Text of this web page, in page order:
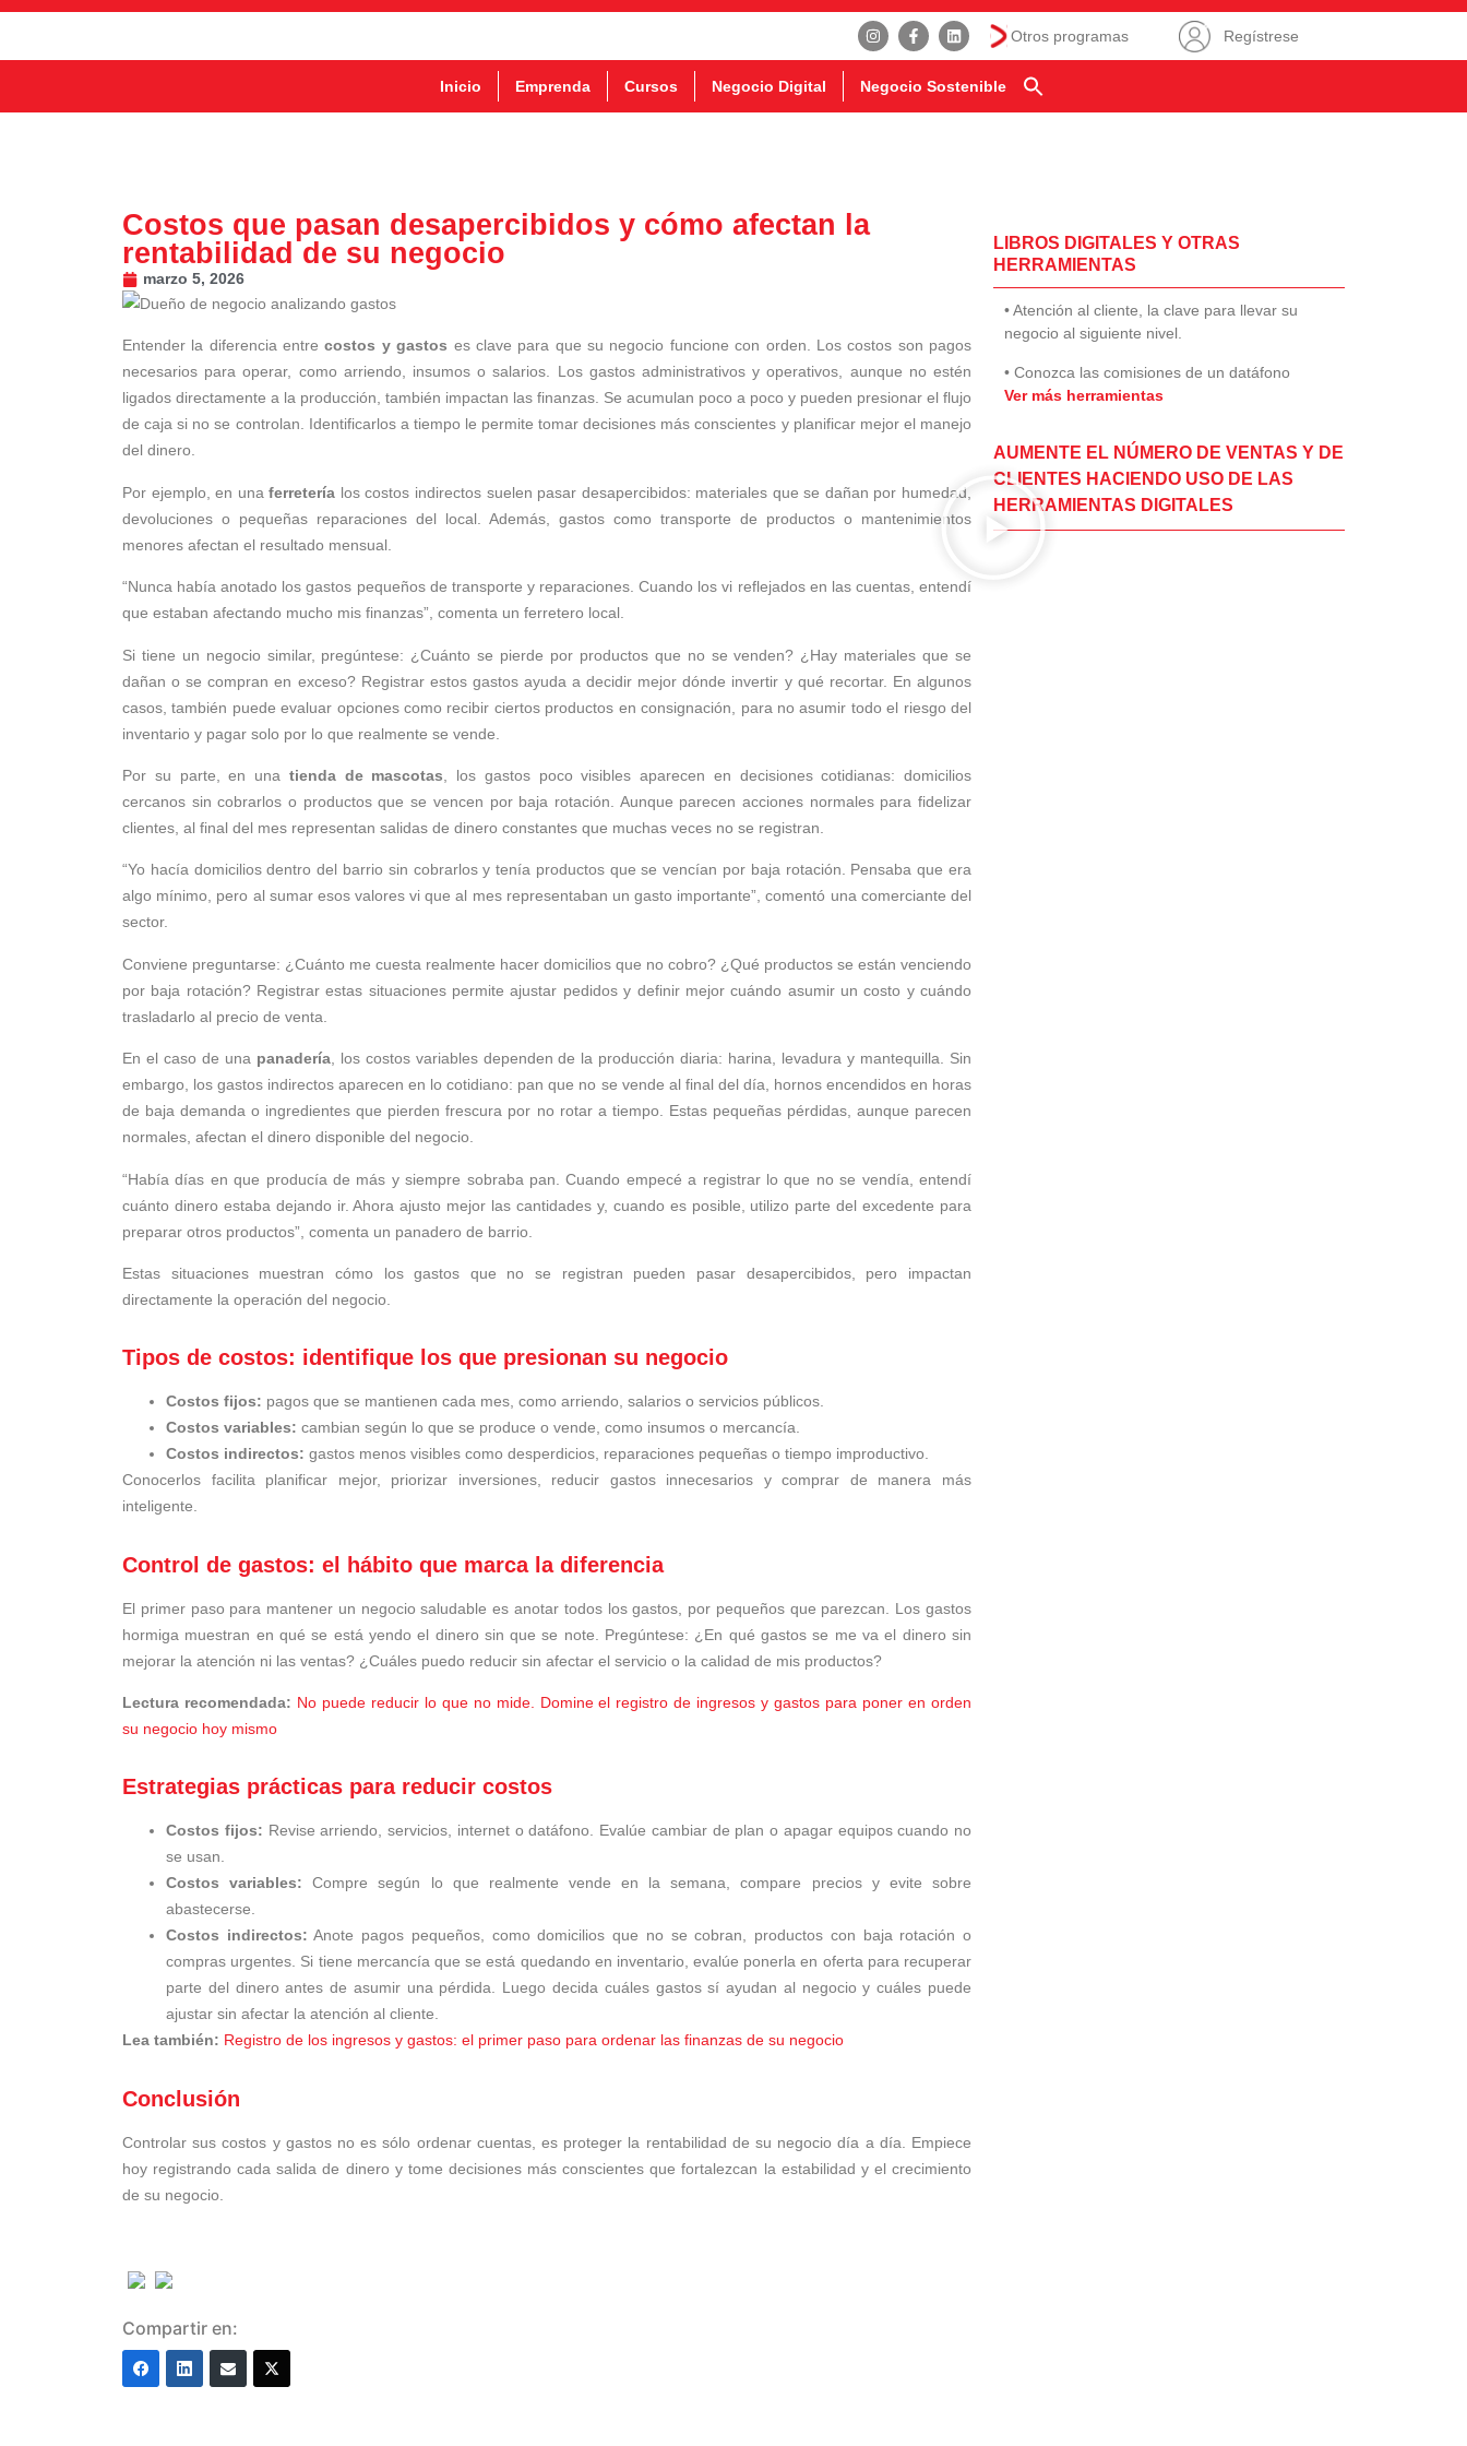
Otros programas Regístrese
Inicio Emprenda Cursos Negocio Digital Negocio Sostenible
Costos que pasan desapercibidos y cómo afectan la
rentabilidad de su negocio
marzo 5, 2026
Entender la diferencia entrecostos y gastos es clave para que su negocio funcione con orden. Los costos son pagos
necesarios para operar, como arriendo, insumos o salarios. Los gastos administrativos y operativos, aunque no estén
ligados directamente a la producción, también impactan las finanzas. Se acumulan poco a poco y pueden presionar el flujo
de caja si no se controlan. Identificarlos a tiempo le permite tomar decisiones más conscientes y planificar mejor el manejo
del dinero.
Por ejemplo, en unaferretería los costos indirectos suelen pasar desapercibidos: materiales que se dañan por humedad,
devoluciones o pequeñas reparaciones del local. Además, gastos como transporte de productos o mantenimientos
menores afectan el resultado mensual.
“Nunca había anotado los gastos pequeños de transporte y reparaciones. Cuando los vi reflejados en las cuentas, entendí
que estaban afectando mucho mis finanzas”, comenta un ferretero local.
Si tiene un negocio similar, pregúntese: ¿Cuánto se pierde por productos que no se venden? ¿Hay materiales que se
dañan o se compran en exceso? Registrar estos gastos ayuda a decidir mejor dónde invertir y qué recortar. En algunos
casos, también puede evaluar opciones como recibir ciertos productos en consignación, para no asumir todo el riesgo del
inventario y pagar solo por lo que realmente se vende.
Por su parte, en una tienda de mascotas , los gastos poco visibles aparecen en decisiones cotidianas: domicilios
cercanos sin cobrarlos o productos que se vencen por baja rotación. Aunque parecen acciones normales para fidelizar
clientes, al final del mes representan salidas de dinero constantes que muchas veces no se registran.
“Yo hacía domicilios dentro del barrio sin cobrarlos y tenía productos que se vencían por baja rotación. Pensaba que era
algo mínimo, pero al sumar esos valores vi que al mes representaban un gasto importante”, comentó una comerciante del
sector.
Conviene preguntarse: ¿Cuánto me cuesta realmente hacer domicilios que no cobro? ¿Qué productos se están venciendo
por baja rotación? Registrar estas situaciones permite ajustar pedidos y definir mejor cuándo asumir un costo y cuándo
trasladarlo al precio de venta.
En el caso de una panadería, los costos variables dependen de la producción diaria: harina, levadura y mantequilla. Sin
embargo, los gastos indirectos aparecen en lo cotidiano: pan que no se vende al final del día, hornos encendidos en horas
de baja demanda o ingredientes que pierden frescura por no rotar a tiempo. Estas pequeñas pérdidas, aunque parecen
normales, afectan el dinero disponible del negocio.
“Había días en que producía de más y siempre sobraba pan. Cuando empecé a registrar lo que no se vendía, entendí
cuánto dinero estaba dejando ir. Ahora ajusto mejor las cantidades y, cuando es posible, utilizo parte del excedente para
preparar otros productos”, comenta un panadero de barrio.
Estas situaciones muestran cómo los gastos que no se registran pueden pasar desapercibidos, pero impactan
directamente la operación del negocio.
Tipos de costos: identifique los que presionan su negocio
Costos fijos: pagos que se mantienen cada mes, como arriendo, salarios o servicios públicos.
Costos variables: cambian según lo que se produce o vende, como insumos o mercancía.
Costos indirectos: gastos menos visibles como desperdicios, reparaciones pequeñas o tiempo improductivo.
Conocerlos facilita planificar mejor, priorizar inversiones, reducir gastos innecesarios y comprar de manera más
inteligente.
Control de gastos: el hábito que marca la diferencia
El primer paso para mantener un negocio saludable es anotar todos los gastos, por pequeños que parezcan. Los gastos
hormiga muestran en qué se está yendo el dinero sin que se note. Pregúntese: ¿En qué gastos se me va el dinero sin
mejorar la atención ni las ventas? ¿Cuáles puedo reducir sin afectar el servicio o la calidad de mis productos?
Lectura recomendada: No puede reducir lo que no mide. Domine el registro de ingresos y gastos para poner en orden
su negocio hoy mismo
Estrategias prácticas para reducir costos
Costos fijos: Revise arriendo, servicios, internet o datáfono. Evalúe cambiar de plan o apagar equipos cuando no
se usan.
Costos variables: Compre según lo que realmente vende en la semana, compare precios y evite sobre
abastecerse.
Costos indirectos: Anote pagos pequeños, como domicilios que no se cobran, productos con baja rotación o
compras urgentes. Si tiene mercancía que se está quedando en inventario, evalúe ponerla en oferta para recuperar
parte del dinero antes de asumir una pérdida. Luego decida cuáles gastos sí ayudan al negocio y cuáles puede
ajustar sin afectar la atención al cliente.
Lea también: Registro de los ingresos y gastos: el primer paso para ordenar las finanzas de su negocio
Conclusión
Controlar sus costos y gastos no es sólo ordenar cuentas, es proteger la rentabilidad de su negocio día a día. Empiece
hoy registrando cada salida de dinero y tome decisiones más conscientes que fortalezcan la estabilidad y el crecimiento
de su negocio.
Compartir en:
LIBROS DIGITALES Y OTRAS
HERRAMIENTAS
• Atención al cliente, la clave para llevar su
negocio al siguiente nivel.
• Conozca las comisiones de un datáfono
Ver más herramientas
AUMENTE EL NÚMERO DE VENTAS Y DE
CLIENTES HACIENDO USO DE LAS
HERRAMIENTAS DIGITALES